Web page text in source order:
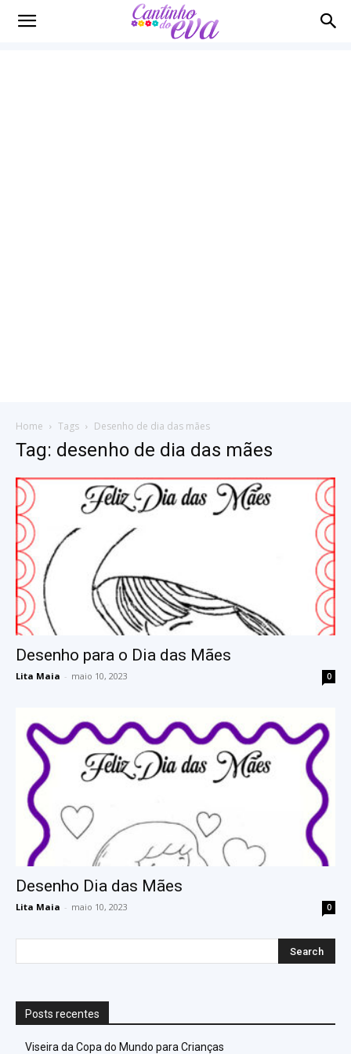
Cantinho
Home Tags Desenho de dia das mães
Tag: desenho de dia das mães
Desenho para o Dia das Mães
Lita Maia - maio 10, 2023 0
Desenho Dia das Mães
Lita Maia - maio 10, 2023 0
Posts recentes
Viseira da Copa do Mundo para Crianças